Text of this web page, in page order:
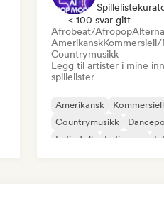
< 100 svar gitt
Afrobeat/Afropop
AmerikanskKommersiell/
Countrymusikk
Legg til artister i mine
spillelister
Amerikansk
Countrymusikk
Indie-folk
Indie-pop